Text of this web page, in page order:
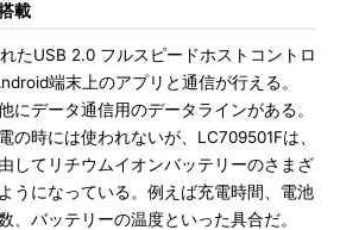
載
たUSB 2.0 フルスピードホストコントロ
端末上のアプリと通信が行える。
にデータ通信用のデータラインがある。
の時には使われないが、LC709501Fは、
してリチウムイオンバッテリーのさまざ
うになっている。例えば充電時間、電池
、バッテリーの温度といった具合だ。